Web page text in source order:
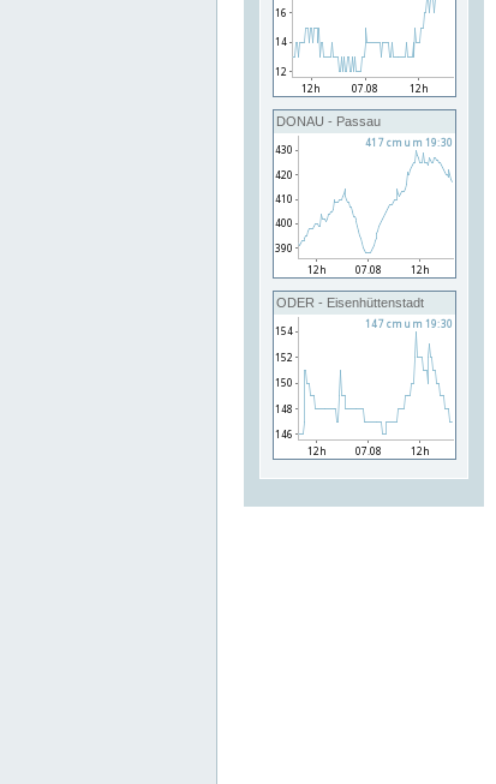
DONAU - Passau
ODER - Eisenhüttenstadt